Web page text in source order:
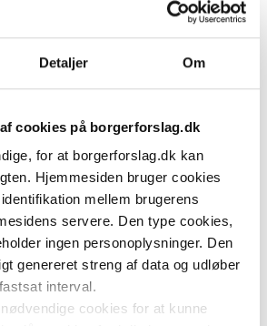
Detaljer Om
cookies på borgerforslag.dk
for at borgerforslag.dk kan
Hjemmesiden bruger cookies
mellem brugerens
servere. Den type cookies,
ingen personoplysninger. Den
genereret streng af data og udløber
interval.
cookies for at kunne
at myndigheden kender
På den måde sikres både
og myndighedernes mulighed
kan borgere underrette kommunen
er at beskytte underretteren, åbner
misbrug — eksempelvis i form af
eller hævnaktioner.
kan igangsætte en
for familien kan opleves som meget
de får mulighed for at forholde sig